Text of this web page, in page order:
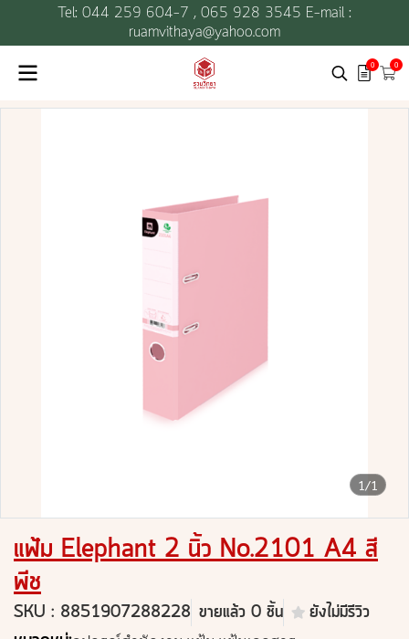
Tel: 044 259 604-7 , 065 928 3545 E-mail :
ruamvithaya@yahoo.com
0 0
1/1
แฟ้ม Elephant 2 นิ้ว No.2101 A4 สี
พีช
SKU : 8851907288228 ขายแล้ว 0 ชิ้น ยังไม่มีรีวิว